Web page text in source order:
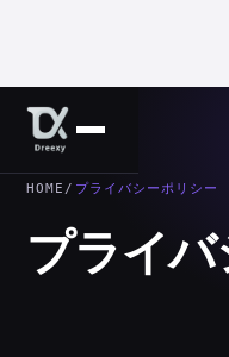
HOME / プライバシーポリシー
プライ